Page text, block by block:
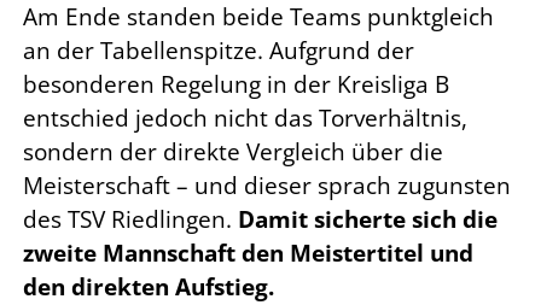
Am Ende standen beide Teams punktgleich
an der Tabellenspitze. Aufgrund der
besonderen Regelung in der Kreisliga B
entschied jedoch nicht das Torverhältnis,
sondern der direkte Vergleich über die
Meisterschaft – und dieser sprach zugunsten
des TSV Riedlingen. Damit sicherte sich die
zweite Mannschaft den Meistertitel und
den direkten Aufstieg.